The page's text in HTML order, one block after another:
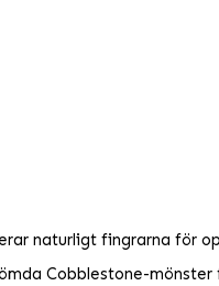
naturligt fingrarna för
Cobblestone-